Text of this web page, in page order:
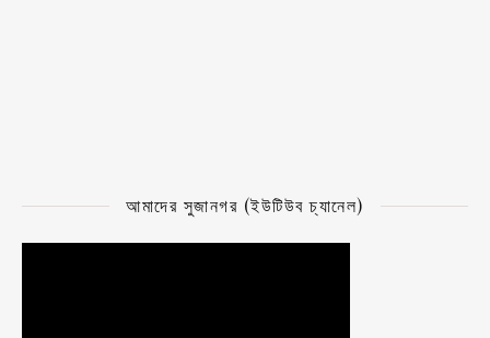
আমাদের সুজানগর (ইউটিউব চ্যানেল)